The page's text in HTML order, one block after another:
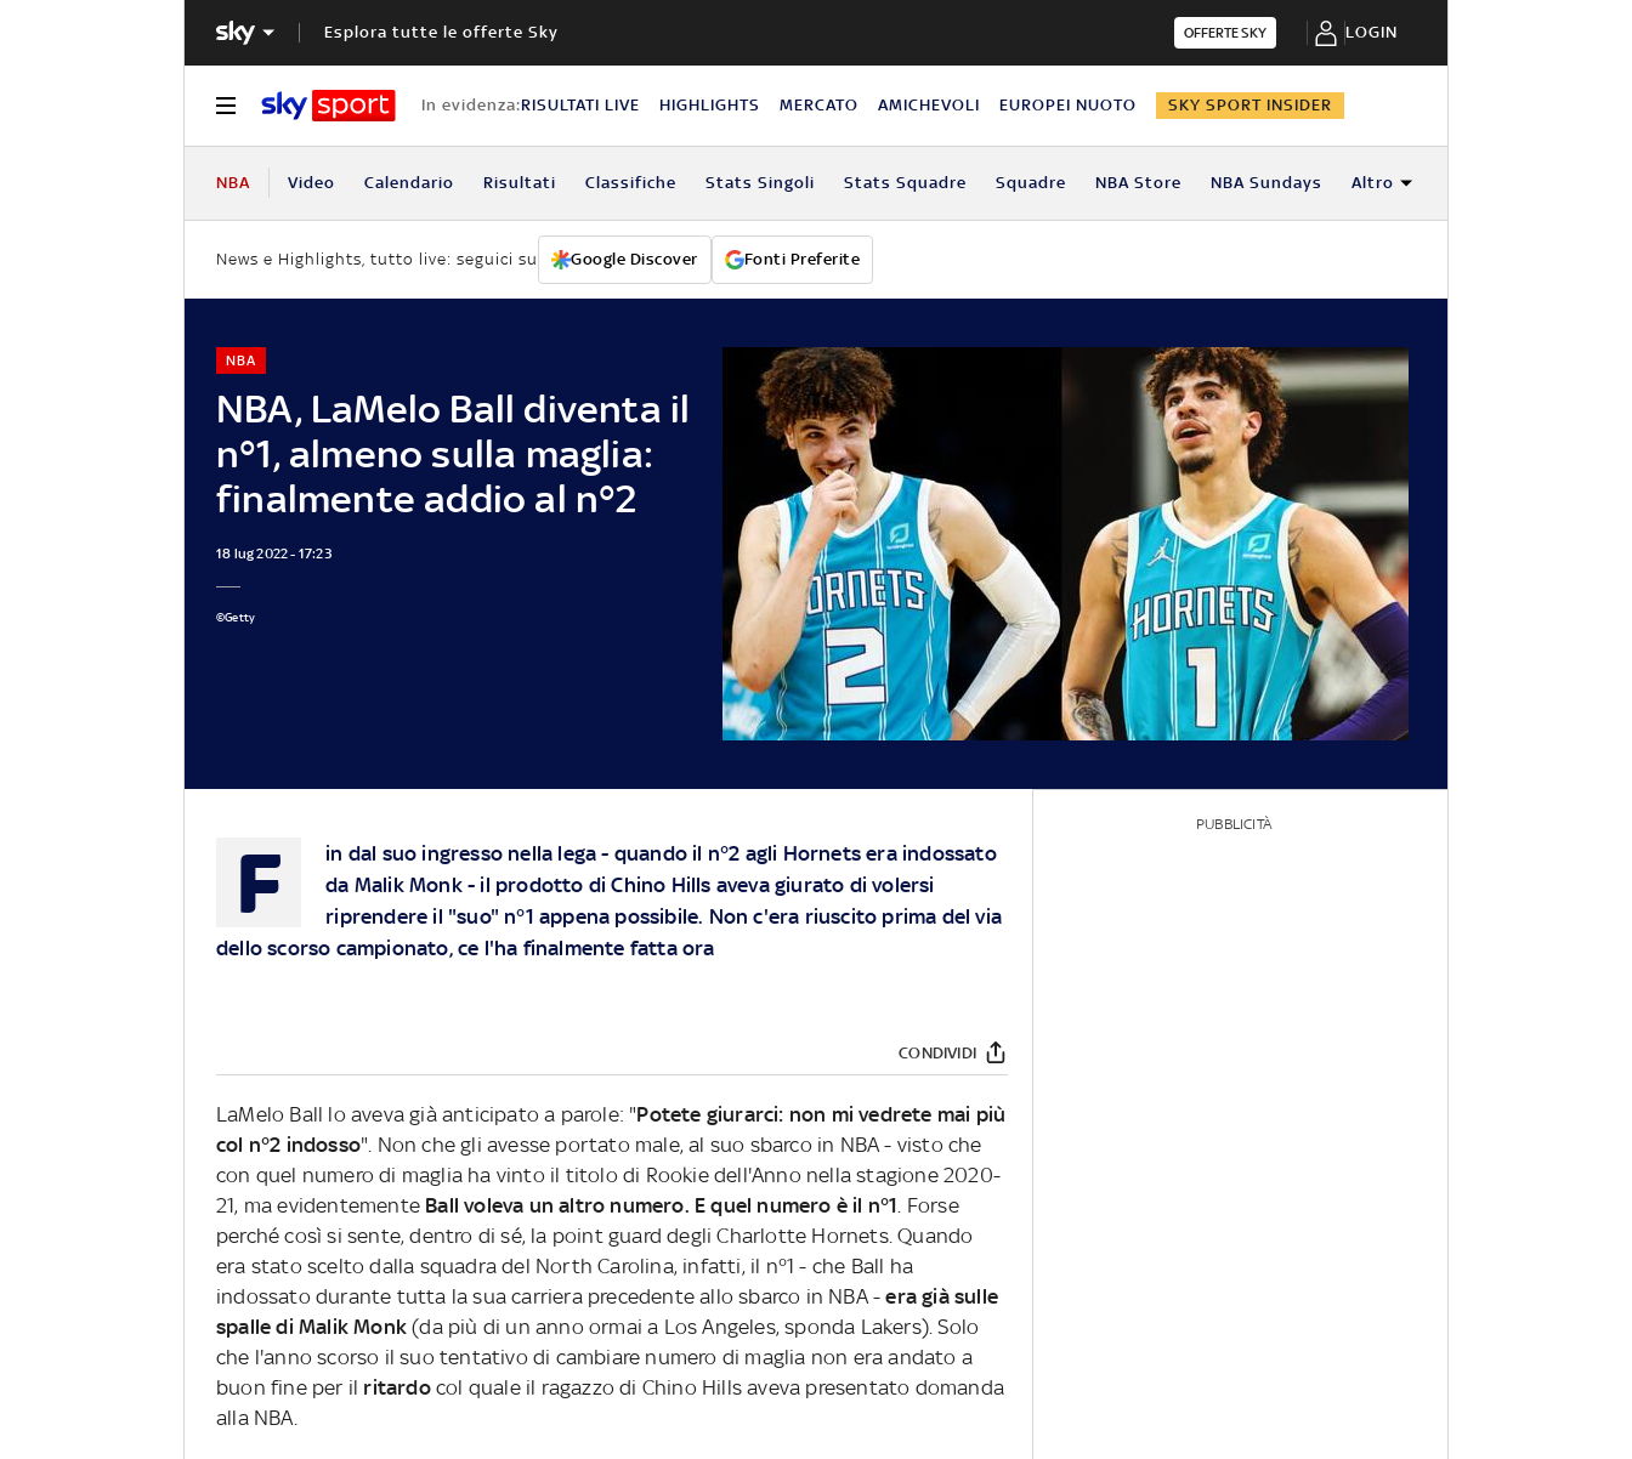
Esplora tutte le offerte Sky OFFERTE SKY LOGIN
In evidenza:RISULTATI LIVE HIGHLIGHTS MERCATO AMICHEVOLI EUROPEI NUOTO SKY SPORT INSIDER
NBA Video Calendario Risultati Classifiche Stats Singoli Stats Squadre Squadre NBA Store NBA Sundays Altro
News e Highlights, tutto live: seguici su Google Discover Fonti Preferite
NBA, LaMelo Ball diventa il
n°1, almeno sulla maglia:
finalmente addio al n°2
NBA
18 lug 2022 - 17:23
©Getty
F
in dal suo ingresso nella lega - quando il n°2 agli Hornets era indossato
da Malik Monk - il prodotto di Chino Hills aveva giurato di volersi
riprendere il "suo" n°1 appena possibile. Non c'era riuscito prima del via
dello scorso campionato, ce l'ha finalmente fatta ora
CONDIVIDI
LaMelo Ball lo aveva già anticipato a parole: "Potete giurarci: non mi vedrete mai più
col n°2 indosso". Non che gli avesse portato male, al suo sbarco in NBA - visto che
con quel numero di maglia ha vinto il titolo di Rookie dell'Anno nella stagione 2020-
21, ma evidentemente Ball voleva un altro numero. E quel numero è il n°1. Forse
perché così si sente, dentro di sé, la point guard degli Charlotte Hornets. Quando
era stato scelto dalla squadra del North Carolina, infatti, il n°1 - che Ball ha
indossato durante tutta la sua carriera precedente allo sbarco in NBA -era già sulle
spalle di Malik Monk(da più di un anno ormai a Los Angeles, sponda Lakers). Solo
che l'anno scorso il suo tentativo di cambiare numero di maglia non era andato a
buon fine per il ritardocol quale il ragazzo di Chino Hills aveva presentato domanda
alla NBA.
PUBBLICITÀ